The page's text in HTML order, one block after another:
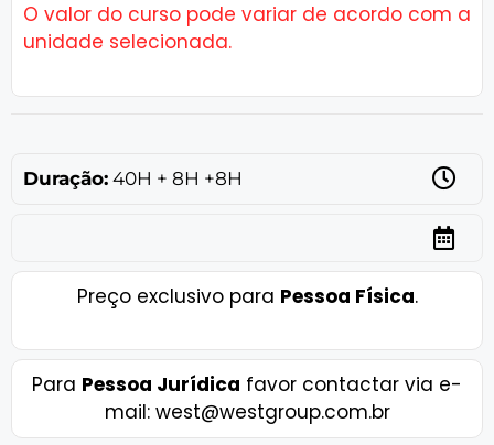
O valor do curso pode variar de acordo com a
unidade selecionada.
Duração: 40H + 8H +8H
Preço exclusivo para Pessoa Física.
Para Pessoa Jurídica favor contactar via e-
mail: west@westgroup.com.br